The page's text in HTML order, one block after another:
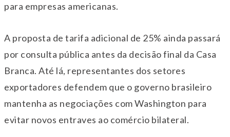
para empresas americanas.
A proposta de tarifa adicional de 25% ainda passará
por consulta pública antes da decisão final da Casa
Branca. Até lá, representantes dos setores
exportadores defendem que o governo brasileiro
mantenha as negociações com Washington para
evitar novos entraves ao comércio bilateral.